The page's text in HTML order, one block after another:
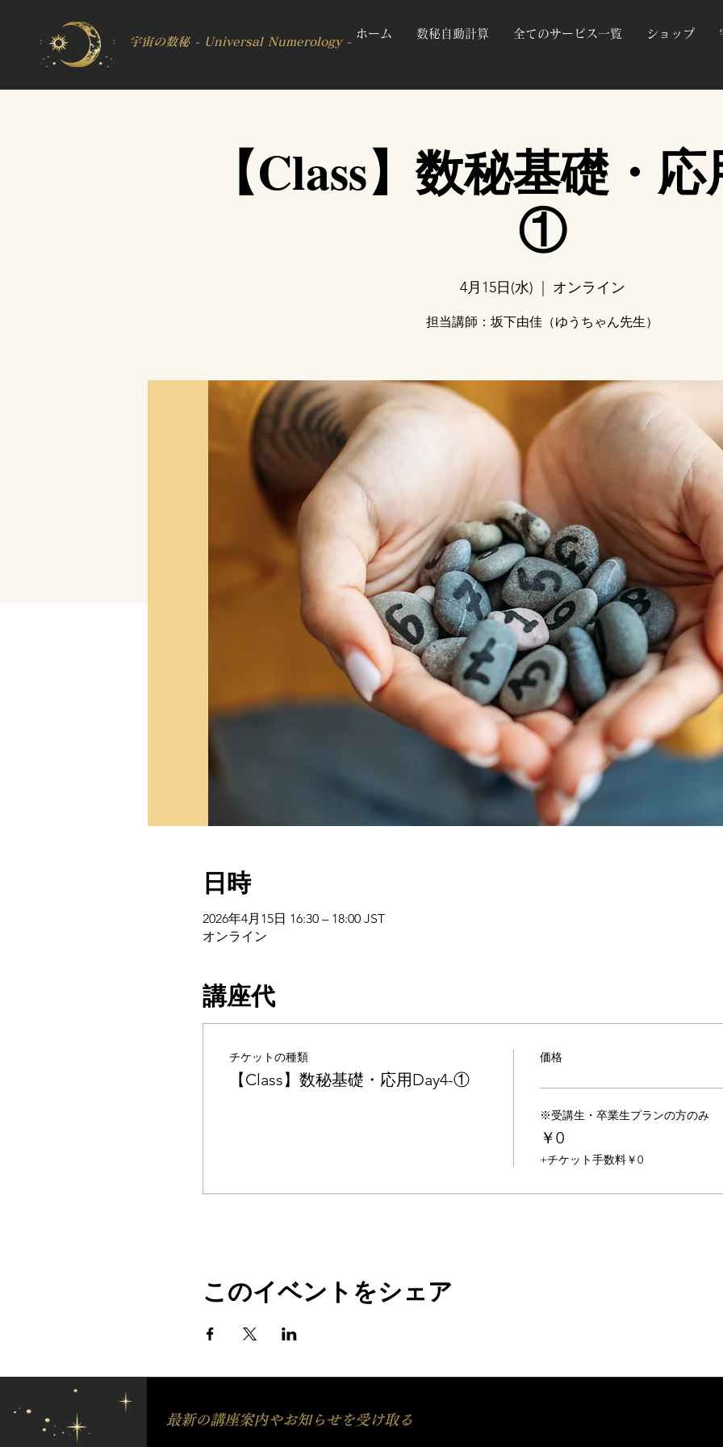
ホーム 数秘自動計算 全てのサービス一覧 ショップ
宇宙の数秘 - Universal Numerology -
【Class】数秘基礎・
①
4月15日(水) オンライン
担当講師：坂下由佳（ゆうちゃん先生）
日時
2026年4月15日 16:30 – 18:00 JST
オンライン
講座代
チケットの種類
【Class】数秘基礎・応用Day4-①
価格
※受講生・卒業生プランの方のみ
￥0
+チケット手数料￥0
このイベントをシェア
最新の講座案内やお知らせを受け取る